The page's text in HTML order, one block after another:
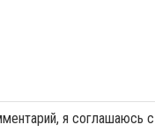
я соглашаюсь с